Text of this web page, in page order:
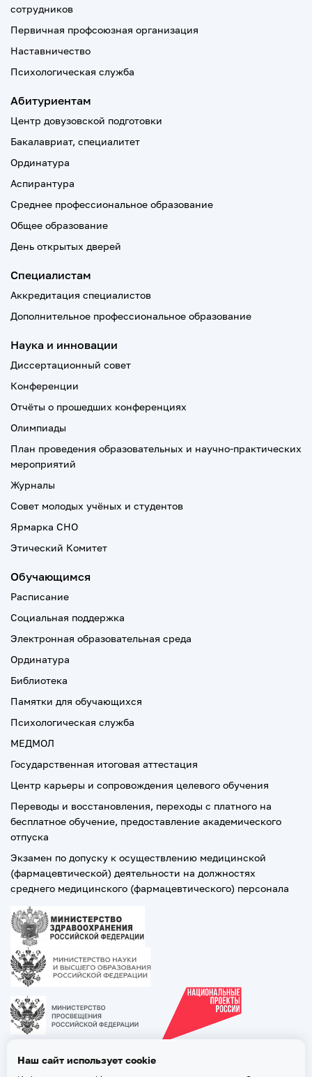
сотрудников
Первичная профсоюзная организация
Наставничество
Психологическая служба
Абитуриентам
Центр довузовской подготовки
Бакалавриат, специалитет
Ординатура
Аспирантура
Среднее профессиональное образование
Общее образование
День открытых дверей
Специалистам
Аккредитация специалистов
Дополнительное профессиональное образование
Наука и инновации
Диссертационный совет
Конференции
Отчёты о прошедших конференциях
Олимпиады
План проведения образовательных и научно-практических
мероприятий
Журналы
Совет молодых учёных и студентов
Ярмарка СНО
Этический Комитет
Обучающимся
Расписание
Социальная поддержка
Электронная образовательная среда
Ординатура
Библиотека
Памятки для обучающихся
Психологическая служба
МЕДМОЛ
Государственная итоговая аттестация
Центр карьеры и сопровождения целевого обучения
Переводы и восстановления, переходы с платного на
бесплатное обучение, предоставление академического
отпуска
Экзамен по допуску к осуществлению медицинской
(фармацевтической) деятельности на должностях
среднего медицинского (фармацевтического) персонала
Наш сайт использует cookie